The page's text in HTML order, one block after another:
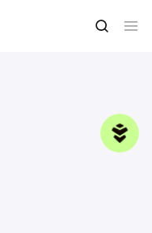
Acheter du WARD
WARD